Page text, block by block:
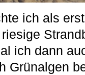
ich als
ich dann
Grünalgen